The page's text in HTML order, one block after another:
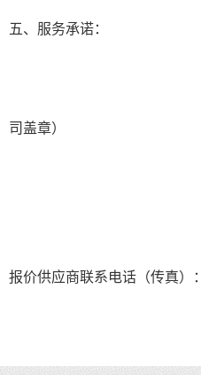
五、服务承诺：
司盖章）
报价供应商联系电话（传真）：